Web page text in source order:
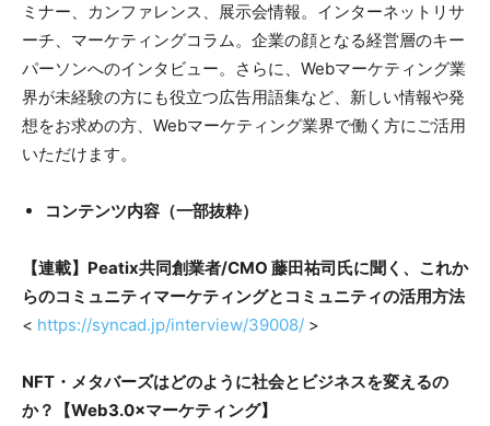
ミナー、カンファレンス、展示会情報。インターネットリサ
ーチ、マーケティングコラム。企業の顔となる経営層のキー
パーソンへのインタビュー。さらに、Webマーケティング業
界が未経験の方にも役立つ広告用語集など、新しい情報や発
想をお求めの方、Webマーケティング業界で働く方にご活用
いただけます。
コンテンツ内容（一部抜粋）
【連載】 Peatix共同創業者/CMO 藤田祐司氏に聞く、これか
らのコミュニティマーケティングとコミュニティの活用方法
< https://syncad.jp/interview/39008/ >
NFT・メタバーズはどのように社会とビジネスを変えるの
か？【Web3.0×マーケティング】